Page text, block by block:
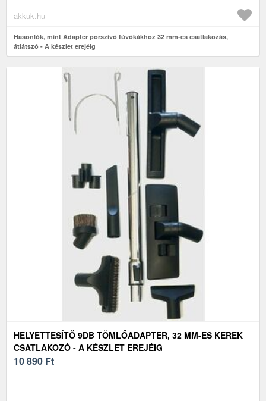
akkuk.hu
Hasonlók, mint Adapter porszívó fúvókákhoz 32 mm-es csatlakozás,
átlátszó - A készlet erejéig
HELYETTESÍTŐ 9DB TÖMLŐADAPTER, 32 MM-ES KEREK
CSATLAKOZÓ - A KÉSZLET EREJÉIG
10 890 Ft